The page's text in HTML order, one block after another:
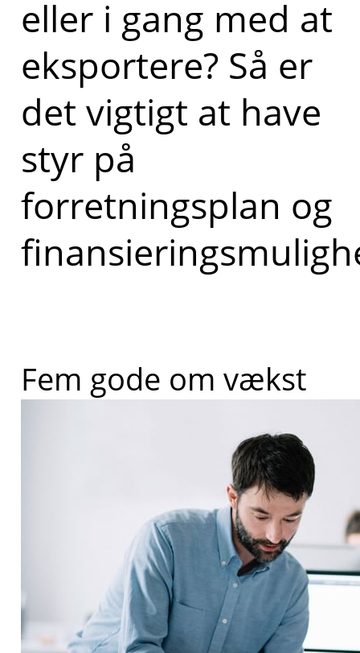
eller i gang med at
eksportere? Så er
det vigtigt at have
styr på
forretningsplan og
Fem gode om vækst